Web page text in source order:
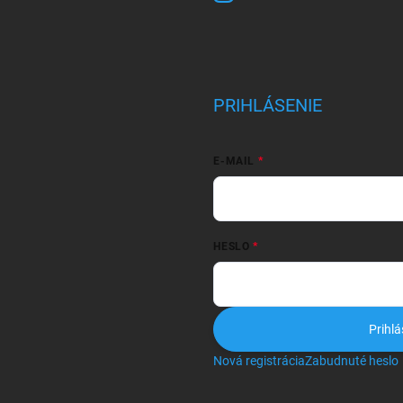
PRIHLÁSENIE
E-MAIL
HESLO
Nová registráciaZabudnuté heslo